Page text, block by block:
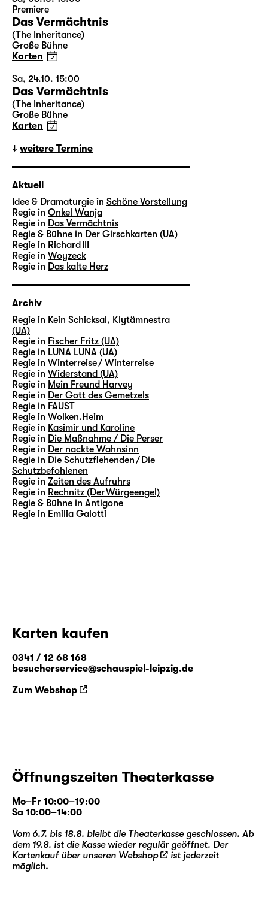
Premiere
Das Vermächtnis
(The Inheritance)
Große Bühne
Karten
Sa, 24.10. 15:00
Das Vermächtnis
(The Inheritance)
Große Bühne
Karten
weitere Termine
Aktuell
Idee & Dramaturgie in Schöne Vorstellung
Regie in Onkel Wanja
Regie in Das Vermächtnis
Regie & Bühne in Der Girschkarten (UA)
Regie in Richard III
Regie in Woyzeck
Regie in Das kalte Herz
Archiv
Regie in Kein Schicksal, Klytämnestra
(UA)
Regie in Fischer Fritz (UA)
Regie in LUNA LUNA (UA)
Regie in Winterreise / Winterreise
Regie in Widerstand (UA)
Regie in Mein Freund Harvey
Regie in Der Gott des Gemetzels
Regie in FAUST
Regie in Wolken.Heim
Regie in Kasimir und Karoline
Regie in Die Maßnahme / Die Perser
Regie in Der nackte Wahnsinn
Regie in Die Schutzflehenden / Die
Schutzbefohlenen
Regie in Zeiten des Aufruhrs
Regie in Rechnitz (Der Würgeengel)
Regie & Bühne in Antigone
Regie in Emilia Galotti
Karten kaufen
0341 / 12 68 168
besucherservice@schauspiel-leipzig.de
Zum Webshop
Öffnungszeiten Theaterkasse
Mo–Fr 10:00–19:00
Sa 10:00–14:00
Vom 6.7. bis 18.8. bleibt die Theaterkasse geschlossen. Ab
dem 19.8. ist die Kasse wieder regulär geöffnet. Der
Kartenkauf über unseren Webshop
ist jederzeit
möglich.